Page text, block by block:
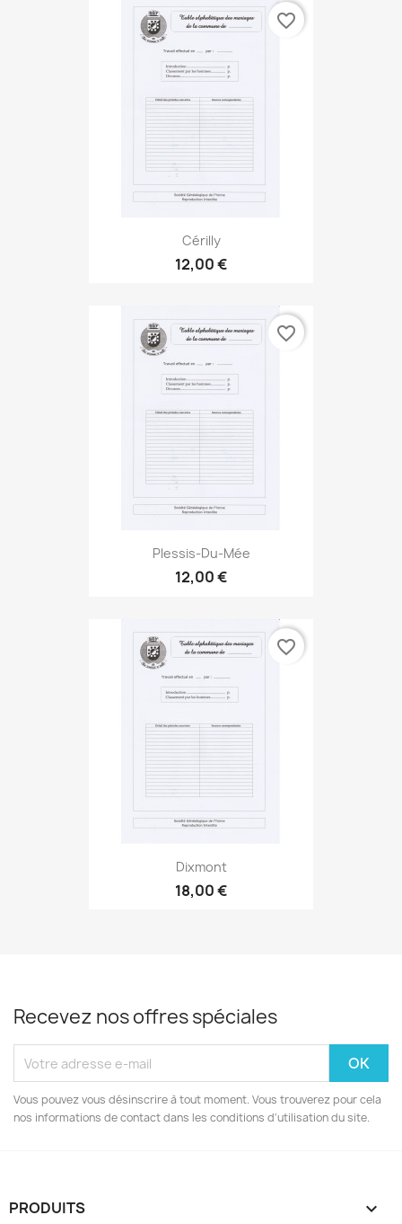
Cérilly
12,00 €
favorite_border
Plessis-Du-Mée
12,00 €
favorite_border
Dixmont
18,00 €
favorite_border
Recevez nos offres spéciales
Vous pouvez vous désinscrire à tout moment. Vous trouverez pour cela
nos informations de contact dans les conditions d'utilisation du site.
PRODUITS 